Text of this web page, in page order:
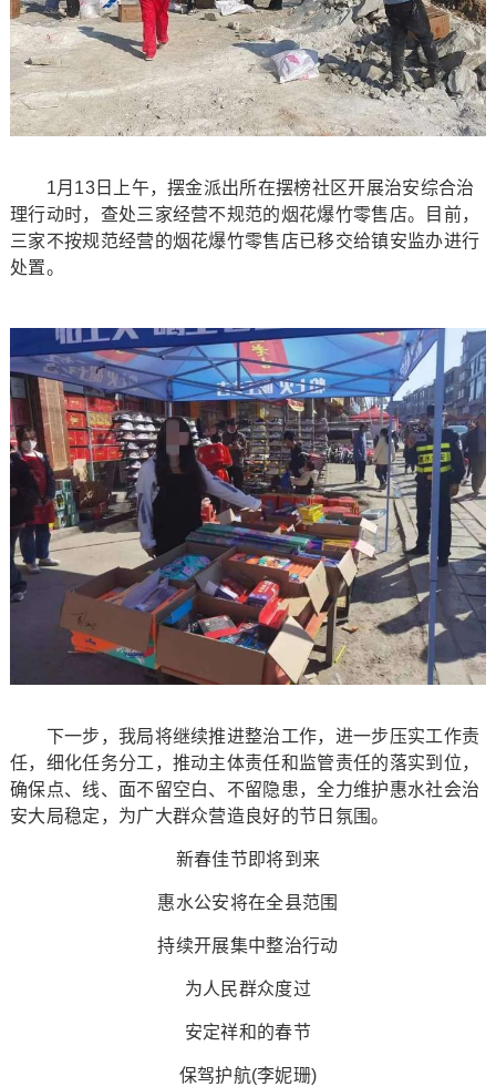
1月13日上午，摆金派出所在摆榜社区开展治安综合治
理行动时，查处三家经营不规范的烟花爆竹零售店。目前，
三家不按规范经营的烟花爆竹零售店已移交给镇安监办进行
处置。
下一步，我局将继续推进整治工作，进一步压实工作责
任，细化任务分工，推动主体责任和监管责任的落实到位，
确保点、线、面不留空白、不留隐患，全力维护惠水社会治
安大局稳定，为广大群众营造良好的节日氛围。
新春佳节即将到来
惠水公安将在全县范围
持续开展集中整治行动
为人民群众度过
安定祥和的春节
保驾护航(李妮珊)